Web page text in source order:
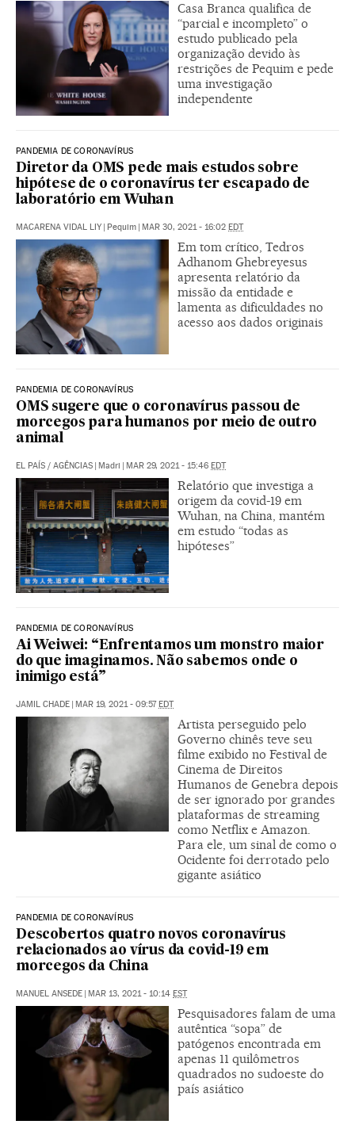
Casa Branca qualifica de
“parcial e incompleto” o
estudo publicado pela
organização devido às
restrições de Pequim e pede
uma investigação
independente
PANDEMIA DE CORONAVÍRUS
Diretor da OMS pede mais estudos sobre
hipótese de o coronavírus ter escapado de
laboratório em Wuhan
MACARENA VIDAL LIY Pequim MAR 30, 2021 - 16:02 EDT
Em tom crítico, Tedros
Adhanom Ghebreyesus
apresenta relatório da
missão da entidade e
lamenta as dificuldades no
acesso aos dados originais
PANDEMIA DE CORONAVÍRUS
OMS sugere que o coronavírus passou de
morcegos para humanos por meio de outro
animal
EL PAÍS / AGÊNCIAS | Madri | MAR 29, 2021 - 15:46 EDT
Relatório que investiga a
origem da covid-19 em
Wuhan, na China, mantém
em estudo “todas as
hipóteses”
PANDEMIA DE CORONAVÍRUS
Ai Weiwei: “Enfrentamos um monstro maior
do que imaginamos. Não sabemos onde o
inimigo está”
JAMIL CHADE | MAR 19, 2021 - 09:57EDT
Artista perseguido pelo
Governo chinês teve seu
filme exibido no Festival de
Cinema de Direitos
Humanos de Genebra depois
de ser ignorado por grandes
plataformas de streaming
como Netflix e Amazon.
Para ele, um sinal de como o
Ocidente foi derrotado pelo
gigante asiático
PANDEMIA DE CORONAVÍRUS
Descobertos quatro novos coronavírus
relacionados ao vírus da covid-19 em
morcegos da China
MANUEL ANSEDE | MAR 13, 2021 - 10:14 EST
Pesquisadores falam de uma
autêntica “sopa” de
patógenos encontrada em
apenas 11 quilômetros
quadrados no sudoeste do
país asiático